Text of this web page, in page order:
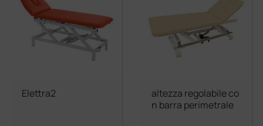
Elettra2
altezza regolabile co
n barra perimetrale